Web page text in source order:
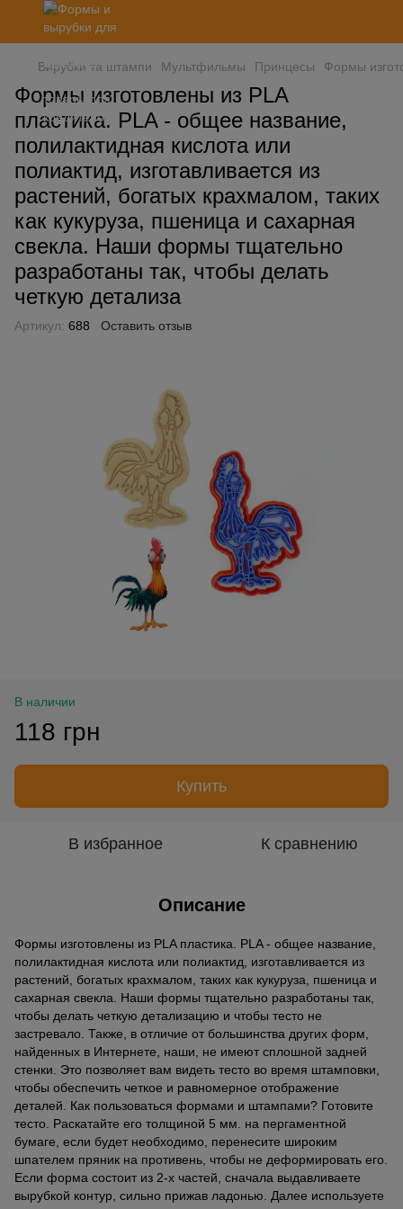
Вирубки та штампи Мультфильмы Принцесы Формы
Формы изготовлены из PLA
пластика. PLA - общее название,
полилактидная кислота или
полиактид, изготавливается из
растений, богатых крахмалом, таких
как кукуруза, пшеница и сахарная
свекла. Наши формы тщательно
разработаны так, чтобы делать
четкую детализа
Артикул: 688 Оставить отзыв
В наличии
118 грн
Купить
В избранное К сравнению
Описание
Формы изготовлены из PLA пластика. PLA - общее название,
полилактидная кислота или полиактид, изготавливается из
растений, богатых крахмалом, таких как кукуруза, пшеница и
сахарная свекла. Наши формы тщательно разработаны так,
чтобы делать четкую детализацию и чтобы тесто не
застревало. Также, в отличие от большинства других форм,
найденных в Интернете, наши, не имеют сплошной задней
стенки. Это позволяет вам видеть тесто во время штамповки,
чтобы обеспечить четкое и равномерное отображение
деталей. Как пользоваться формами и штампами? Готовите
тесто. Раскатайте его толщиной 5 мм. на пергаментной
бумаге, если будет необходимо, перенесите широким
шпателем пряник на противень, чтобы не деформировать его.
Если форма состоит из 2-х частей, сначала выдавливаете
вырубкой контур, сильно прижав ладонью. Далее используете